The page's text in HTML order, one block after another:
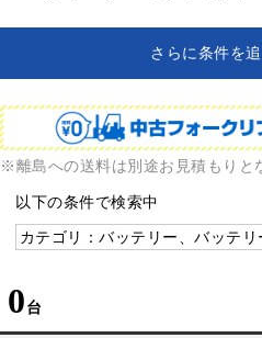
さらに条件を
※離島への送料は別途お見積もりと
以下の条件で検索中
カテゴリ：バッテリー、バッテ
0